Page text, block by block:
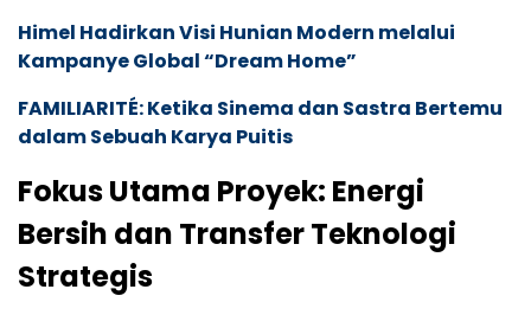
Himel Hadirkan Visi Hunian Modern melalui
Kampanye Global “Dream Home”
FAMILIARITÉ: Ketika Sinema dan Sastra Bertemu
dalam Sebuah Karya Puitis
Fokus Utama Proyek: Energi
Bersih dan Transfer Teknologi
Strategis